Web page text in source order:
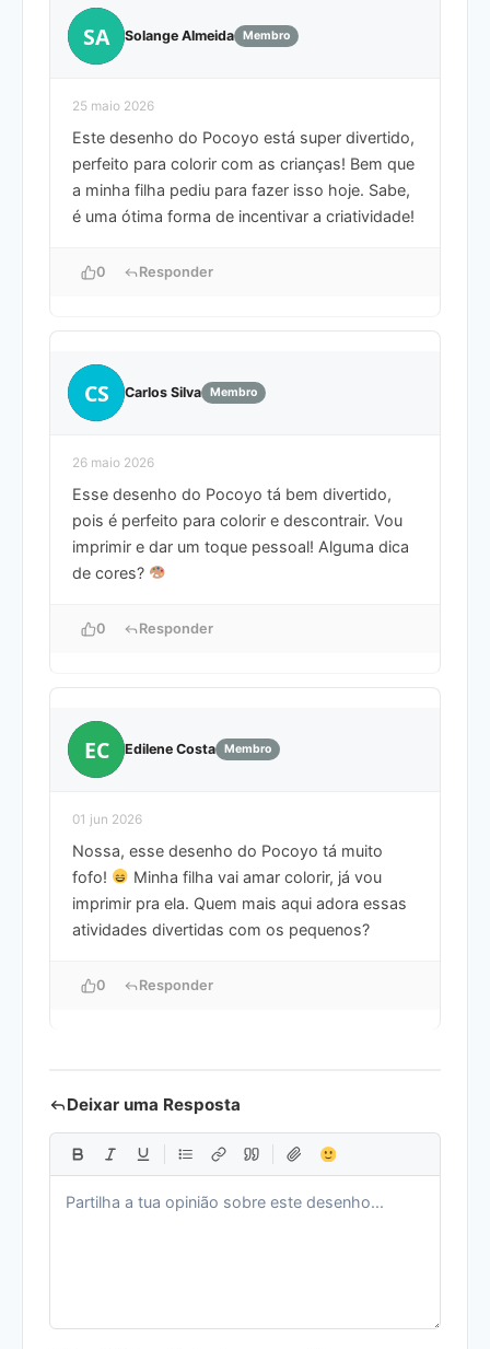
SA Solange Almeida Membro
25 maio 2026
Este desenho do Pocoyo está super divertido,
perfeito para colorir com as crianças! Bem que
a minha filha pediu para fazer isso hoje. Sabe,
é uma ótima forma de incentivar a criatividade!
0 Responder
CS Carlos Silva Membro
26 maio 2026
Esse desenho do Pocoyo tá bem divertido,
pois é perfeito para colorir e descontrair. Vou
imprimir e dar um toque pessoal! Alguma dica
de cores?
0 Responder
EC Edilene Costa Membro
01 jun 2026
Nossa, esse desenho do Pocoyo tá muito
fofo!
Minha filha vai amar colorir, já vou
imprimir pra ela. Quem mais aqui adora essas
atividades divertidas com os pequenos?
0 Responder
Deixar uma Resposta